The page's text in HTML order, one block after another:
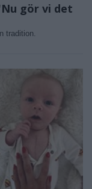
gör vi det
tradition.